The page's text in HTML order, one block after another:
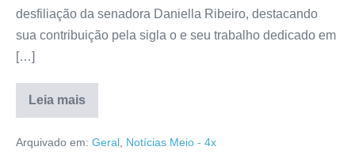
desfiliação da senadora Daniella Ribeiro, destacando
sua contribuição pela sigla o e seu trabalho dedicado em
[…]
Leia mais
Arquivado em: Geral Notícias Meio - 4x